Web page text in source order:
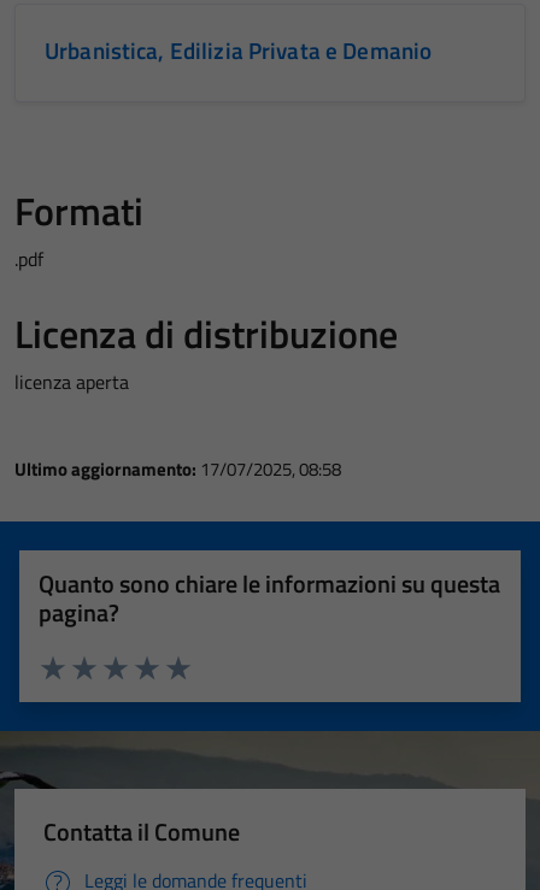
Urbanistica, Edilizia Privata e Demanio
Formati
.pdf
Licenza di distribuzione
licenza aperta
Ultimo aggiornamento: 17/07/2025, 08:58
Quanto sono chiare le informazioni su questa
pagina?
Valuta 5 stelle su 5
Valuta 4 stelle su 5
Valuta 3 stelle su 5
Valuta 2 stelle su 5
Valuta 1 stelle su 5
Contatta il Comune
Leggi le domande frequenti